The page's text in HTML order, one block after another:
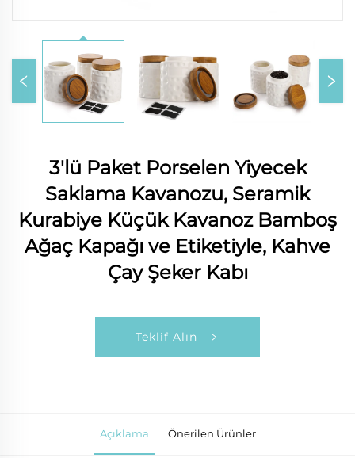
3'lü Paket Porselen Yiyecek
Saklama Kavanozu, Seramik
Kurabiye Küçük Kavanoz Bamboş
Ağaç Kapağı ve Etiketiyle, Kahve
Çay Şeker Kabı
Teklif Alın
Açıklama Önerilen Ürünler